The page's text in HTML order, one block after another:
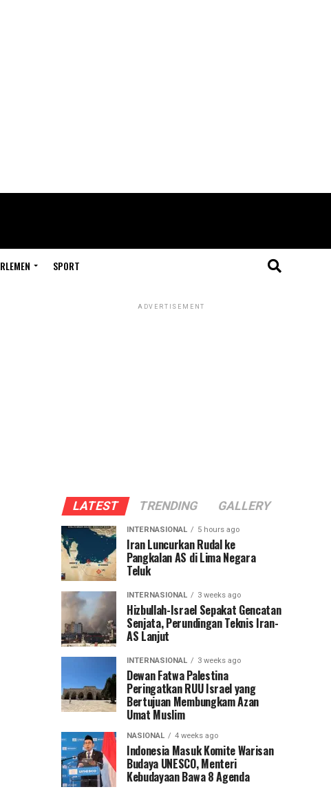
SPORT
ADVERTISEMENT
LATEST TRENDING GALLERY
INTERNASIONAL 5 hours ago
Iran Luncurkan Rudal ke
Pangkalan AS di Lima Negara
Teluk
INTERNASIONAL 3 weeks ago
Hizbullah-Israel Sepakat Gencatan
Senjata, Perundingan Teknis Iran-
AS Lanjut
INTERNASIONAL 3 weeks ago
Dewan Fatwa Palestina
Peringatkan RUU Israel yang
Bertujuan Membungkam Azan
Umat Muslim
NASIONAL 4 weeks ago
Indonesia Masuk Komite Warisan
Budaya UNESCO, Menteri
Kebudayaan Bawa 8 Agenda